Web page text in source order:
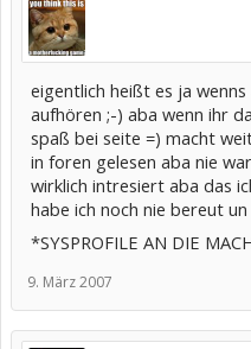
eigentlich heißt es ja
aufhören ;-) aba wenn ihr
spaß bei seite =) macht
in foren gelesen aba nie
wirklich intresiert aba das
habe ich noch nie bereut
*SYSPROFILE AN DIE
9. März 2007